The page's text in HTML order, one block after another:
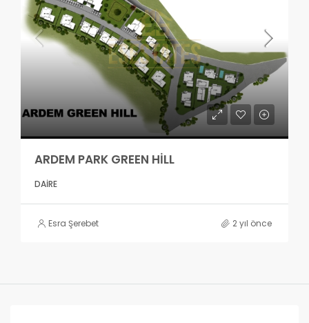
ARDEM PARK GREEN HİLL
DAIRE
Esra Şerebet 2 yıl önce